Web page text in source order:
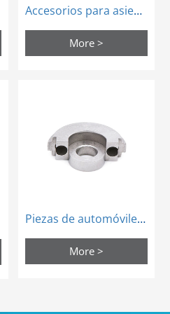
Accesorios para asientos de automóviles aglomerados de metal en polvo
More >
Piezas de automóviles metalúrgicos en polvo para hornos de sinterización
More >